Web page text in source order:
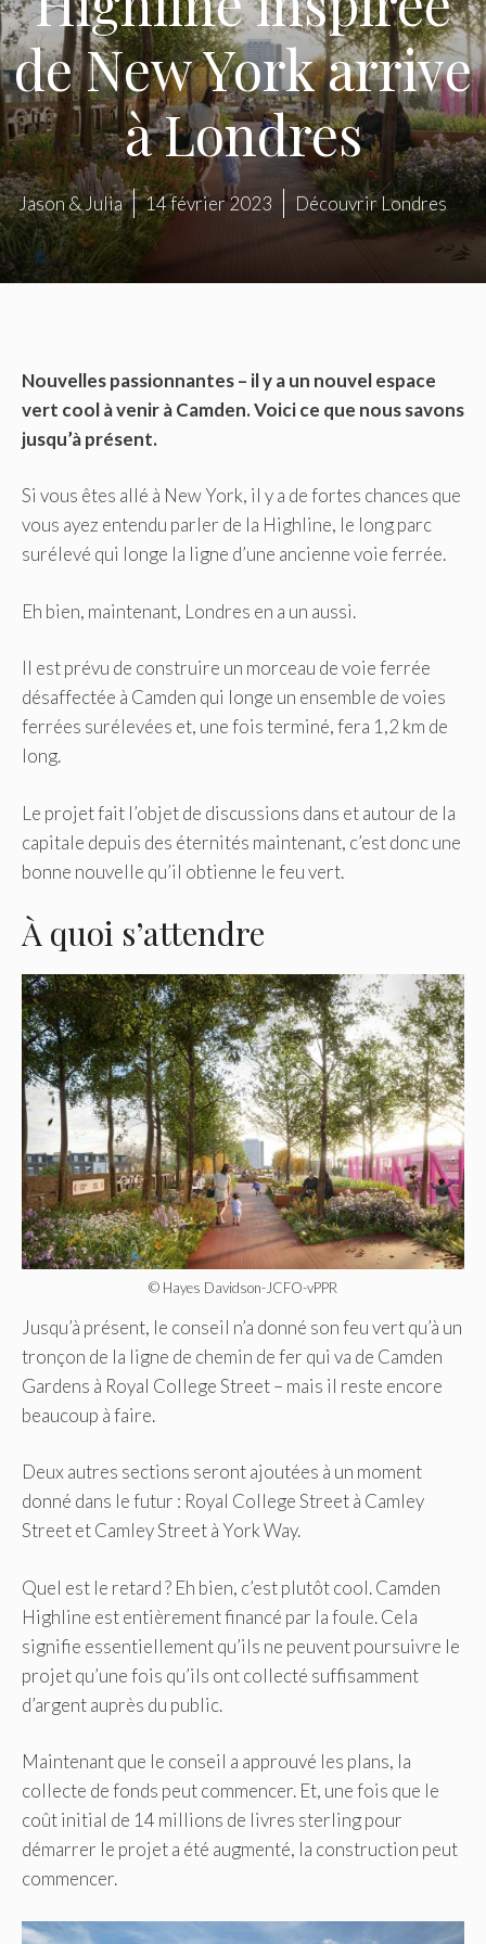
de New York arrive
à Londres
Jason & Julia 14 février 2023 Découvrir Londres
Nouvelles passionnantes – il y a un nouvel espace
vert cool à venir à Camden. Voici ce que nous savons
jusqu’à présent.
Si vous êtes allé à New York, il y a de fortes chances que
vous ayez entendu parler de la Highline, le long parc
surélevé qui longe la ligne d’une ancienne voie ferrée.
Eh bien, maintenant, Londres en a un aussi.
Il est prévu de construire un morceau de voie ferrée
désaffectée à Camden qui longe un ensemble de voies
ferrées surélevées et, une fois terminé, fera 1,2 km de
long.
Le projet fait l’objet de discussions dans et autour de la
capitale depuis des éternités maintenant, c’est donc une
bonne nouvelle qu’il obtienne le feu vert.
À quoi s’attendre
© Hayes Davidson-JCFO-vPPR
Jusqu’à présent, le conseil n’a donné son feu vert qu’à un
tronçon de la ligne de chemin de fer qui va de Camden
Gardens à Royal College Street – mais il reste encore
beaucoup à faire.
Deux autres sections seront ajoutées à un moment
donné dans le futur : Royal College Street à Camley
Street et Camley Street à York Way.
Quel est le retard ? Eh bien, c’est plutôt cool. Camden
Highline est entièrement financé par la foule. Cela
signifie essentiellement qu’ils ne peuvent poursuivre le
projet qu’une fois qu’ils ont collecté suffisamment
d’argent auprès du public.
Maintenant que le conseil a approuvé les plans, la
collecte de fonds peut commencer. Et, une fois que le
coût initial de 14 millions de livres sterling pour
démarrer le projet a été augmenté, la construction peut
commencer.